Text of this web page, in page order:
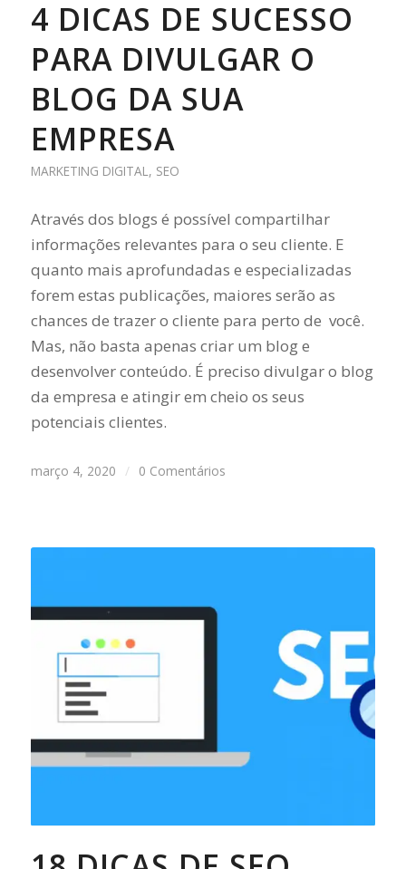
4 DICAS DE SUCESSO
PARA DIVULGAR O
BLOG DA SUA
EMPRESA
MARKETING DIGITAL, SEO
Através dos blogs é possível compartilhar
informações relevantes para o seu cliente. E
quanto mais aprofundadas e especializadas
forem estas publicações, maiores serão as
chances de trazer o cliente para perto de você.
Mas, não basta apenas criar um blog e
desenvolver conteúdo. É preciso divulgar o blog
da empresa e atingir em cheio os seus
potenciais clientes.
março 4, 2020 / 0 Comentários